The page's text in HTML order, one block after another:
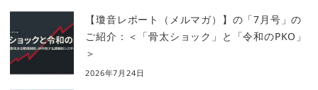
【瓊音レポート（メルマガ）】の「7月号」の
ご紹介：＜「骨太ショック」と「令和のPKO」
＞
2026年7月24日